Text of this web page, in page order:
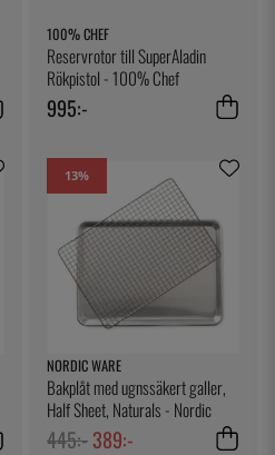
100% CHEF
Reservrotor till SuperAladin
Rökpistol - 100% Chef
995:-
13%
NORDIC WARE
Bakplåt med ugnssäkert galler,
Half Sheet, Naturals - Nordic
Ware
445:-389:-